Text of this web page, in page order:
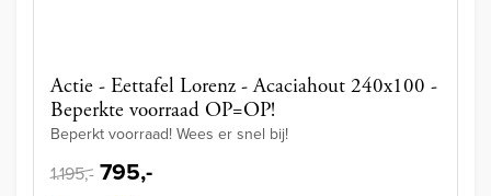
Actie - Eettafel Lorenz - Acaciahout 240x100 -
Beperkte voorraad OP=OP!
Beperkt voorraad! Wees er snel bij!
1.195,- 795,-